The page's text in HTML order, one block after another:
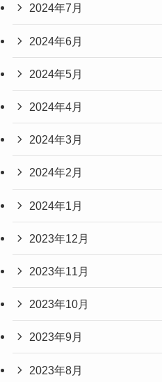
2024年7月
2024年6月
2024年5月
2024年4月
2024年3月
2024年2月
2024年1月
2023年12月
2023年11月
2023年10月
2023年9月
2023年8月